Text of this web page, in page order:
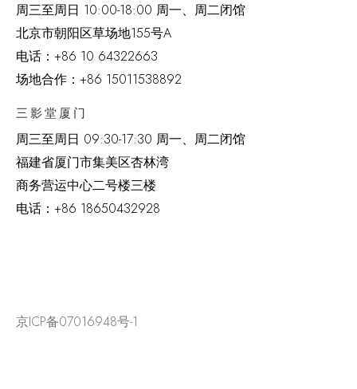
周三至周日 10:00-18:00 周一、周二闭馆
北京市朝阳区草场地155号A
电话： +86 10 64322663
场地合作：+86 15011538892
三影堂厦门
周三至周日 09:30-17:30 周一、周二闭馆
福建省厦门市集美区杏林湾
商务营运中心二号楼三楼
电话： +86 18650432928
京ICP备07016948号-1